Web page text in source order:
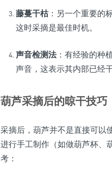
藤蔓干枯：另一个重要的
这时采摘是最佳时机。
声音检测法：有经验的种
声音，这表示其内部已经干
葫芦采摘后的晾干技巧
采摘后，葫芦并不是直接可以
进行手工制作（如做葫芦杯、
考：